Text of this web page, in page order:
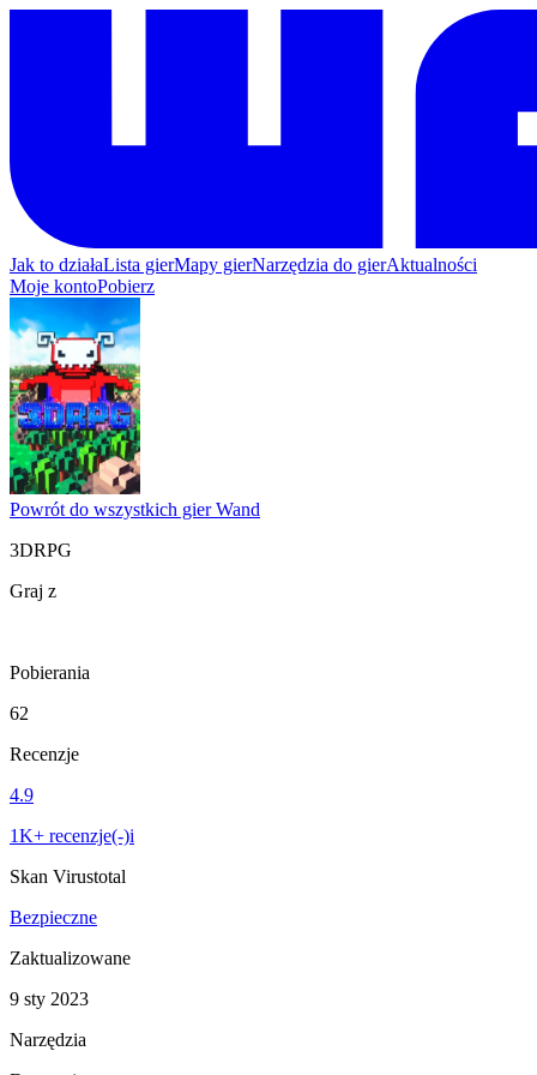
Jak to działaLista gierMapy gierNarzędzia do gierAktualności
Moje kontoPobierz
Powrót do wszystkich gier Wand
3DRPG
Graj z
Pobierania
62
Recenzje
4.9
1K+ recenzje(-)i
Skan Virustotal
Bezpieczne
Zaktualizowane
9 sty 2023
Narzędzia